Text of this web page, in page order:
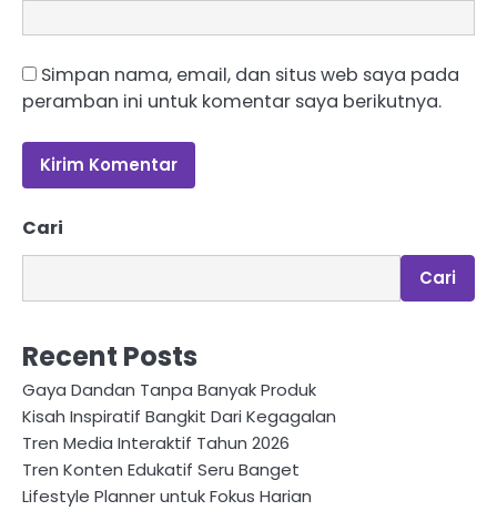
Simpan nama, email, dan situs web saya pada
peramban ini untuk komentar saya berikutnya.
Cari
Cari
Recent Posts
Gaya Dandan Tanpa Banyak Produk
Kisah Inspiratif Bangkit Dari Kegagalan
Tren Media Interaktif Tahun 2026
Tren Konten Edukatif Seru Banget
Lifestyle Planner untuk Fokus Harian